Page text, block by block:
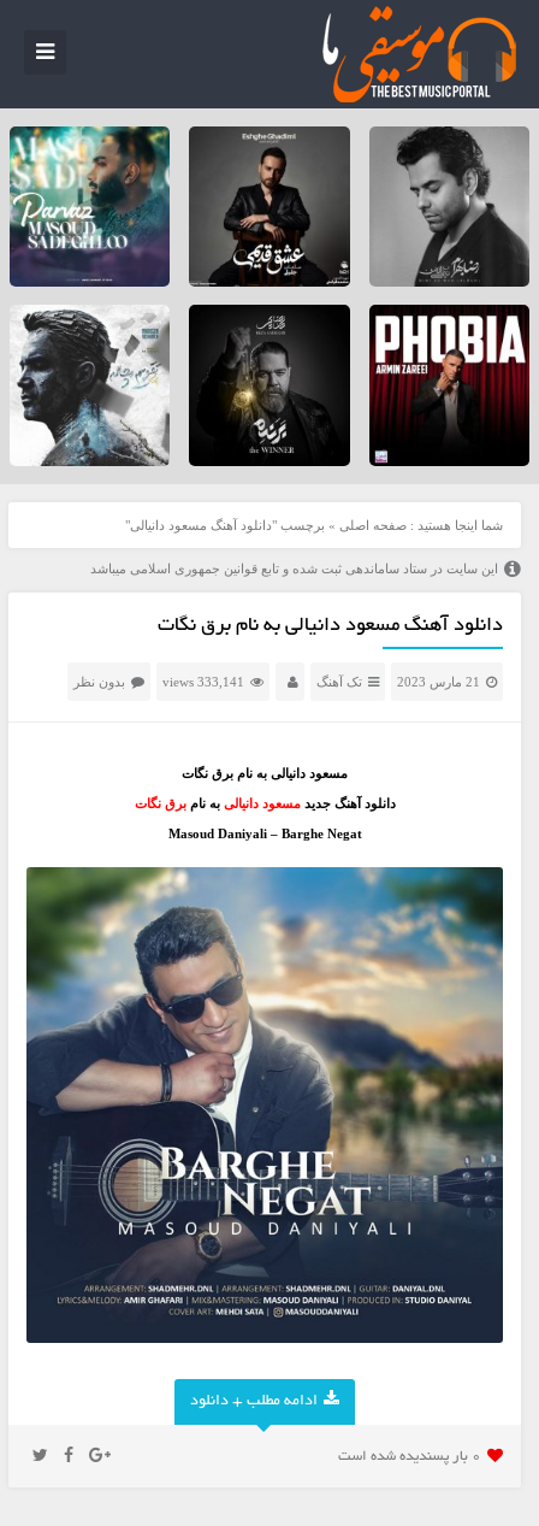
شما اینجا هستید : صفحه اصلی » برچسب "دانلود آهنگ مسعود دانیالی"
این سایت در ستاد ساماندهی ثبت شده و تابع قوانین جمهوری اسلامی میباشد
دانلود آهنگ مسعود دانیالی به نام برق نگات
21 مارس 2023 تک آهنگ 333,141 views بدون نظر
مسعود دانیالی به نام برق نگات
دانلود آهنگ جدید مسعود دانیالی به نامبرق نگات
Masoud Daniyali – Barghe Negat
ادامه مطلب + دانلود
0 بار پسنديده شده است